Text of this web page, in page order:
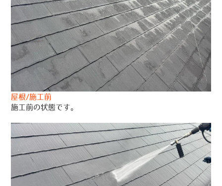
屋根/施工前
施工前の状態です。